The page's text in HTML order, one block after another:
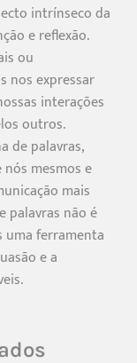
intrínseco da
e reflexão.
ou
nos expressar
interações
outros.
de palavras,
mesmos e
mais
palavras não é
uma ferramenta
e a